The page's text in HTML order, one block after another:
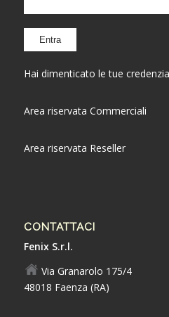
Hai dimenticato le tue
Area riservata Commerciali
Area riservata Reseller
CONTATTACI
Fenix S.r.l.
Via Granarolo 175/4
48018 Faenza (RA)